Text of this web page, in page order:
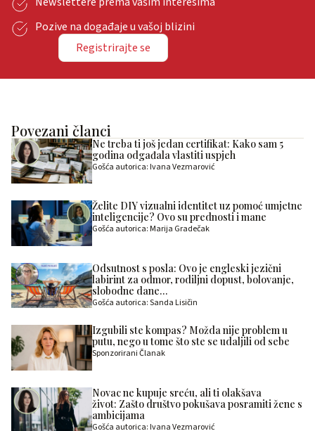
Pozive na događaje u vašoj blizini
Registrirajte se
Povezani članci
Ne treba ti još jedan certifikat: Kako sam 5
godina odgađala vlastiti uspjeh
Gošća autorica: Ivana Vezmarović
Želite DIY vizualni identitet uz pomoć umjetne
inteligencije? Ovo su prednosti i mane
Gošća autorica: Marija Gradečak
Odsutnost s posla: Ovo je engleski jezični
labirint za odmor, rodiljni dopust, bolovanje,
slobodne dane…
Gošća autorica: Sanda Lisičin
Izgubili ste kompas? Možda nije problem u
putu, nego u tome što ste se udaljili od sebe
Sponzorirani Članak
Novac ne kupuje sreću, ali ti olakšava
život: Zašto društvo pokušava posramiti žene s
ambicijama
Gošća autorica: Ivana Vezmarović